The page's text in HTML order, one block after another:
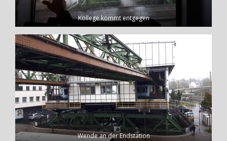
Kollege kommt entgegen
Wende an der Endstation